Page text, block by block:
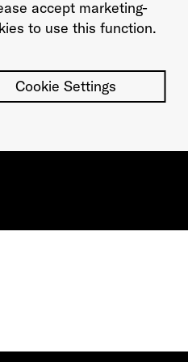
accept marketing-
to use this function.
Cookie Settings